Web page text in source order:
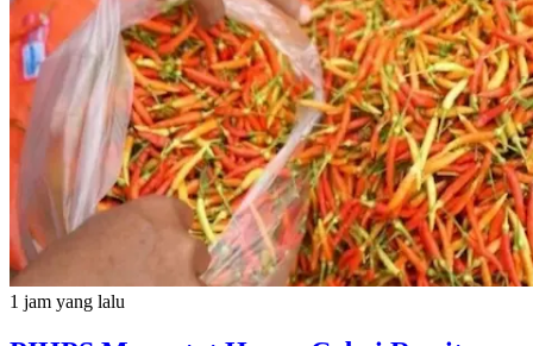
1 jam yang lalu